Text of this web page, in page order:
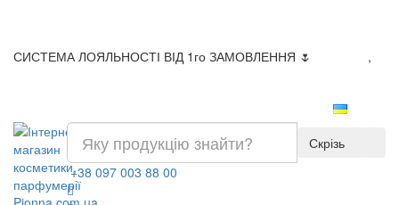
СИСТЕМА ЛОЯЛЬНОСТІ ВІД 1го ЗАМОВЛЕННЯ 🌷
,
Скрізь
+38 097 003 88 00